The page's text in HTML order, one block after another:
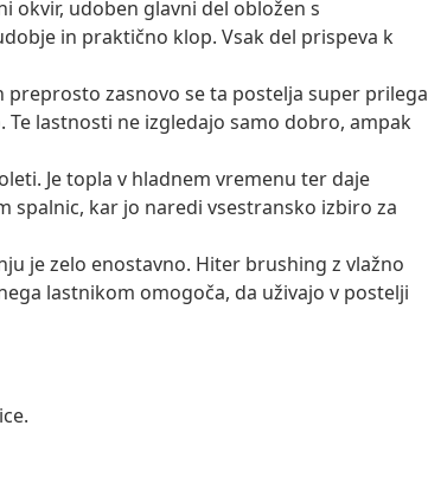
okvir, udoben glavni del obložen s
in praktično klop. Vsak del prispeva k
zasnovo se ta postelja super prilega
lastnosti ne izgledajo samo dobro, ampak
Je topla v hladnem vremenu ter daje
spalnic, kar jo naredi vsestransko izbiro za
je zelo enostavno. Hiter brushing z vlažno
lastnikom omogoča, da uživajo v postelji